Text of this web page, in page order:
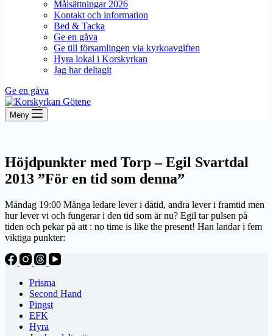
Målsättningar 2026
Kontakt och information
Bed & Tacka
Ge en gåva
Ge till församlingen via kyrkoavgiften
Hyra lokal i Korskyrkan
Jag har deltagit
Ge en gåva
Meny
Höjdpunkter med Torp – Egil Svartdal
2013 ”För en tid som denna”
Måndag 19:00 Många ledare lever i dåtid, andra lever i framtid men
hur lever vi och fungerar i den tid som är nu? Egil tar pulsen på
tiden och pekar på att : no time is like the present! Han landar i fem
viktiga punkter:
Prisma
Second Hand
Pingst
EFK
Hyra